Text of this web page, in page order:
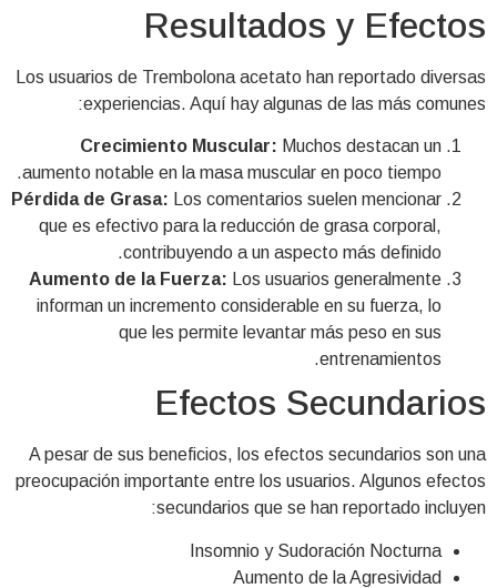
Resultados y Efectos
Los usuarios de Trembolona acetato han reportado diversas
experiencias. Aquí hay algunas de las más comunes:
Crecimiento Muscular: Muchos destacan un
aumento notable en la masa muscular en poco tiempo.
Pérdida de Grasa: Los comentarios suelen mencionar
que es efectivo para la reducción de grasa corporal,
contribuyendo a un aspecto más definido.
Aumento de la Fuerza: Los usuarios generalmente
informan un incremento considerable en su fuerza, lo
que les permite levantar más peso en sus
entrenamientos.
Efectos Secundarios
A pesar de sus beneficios, los efectos secundarios son una
preocupación importante entre los usuarios. Algunos efectos
secundarios que se han reportado incluyen:
Insomnio y Sudoración Nocturna
Aumento de la Agresividad